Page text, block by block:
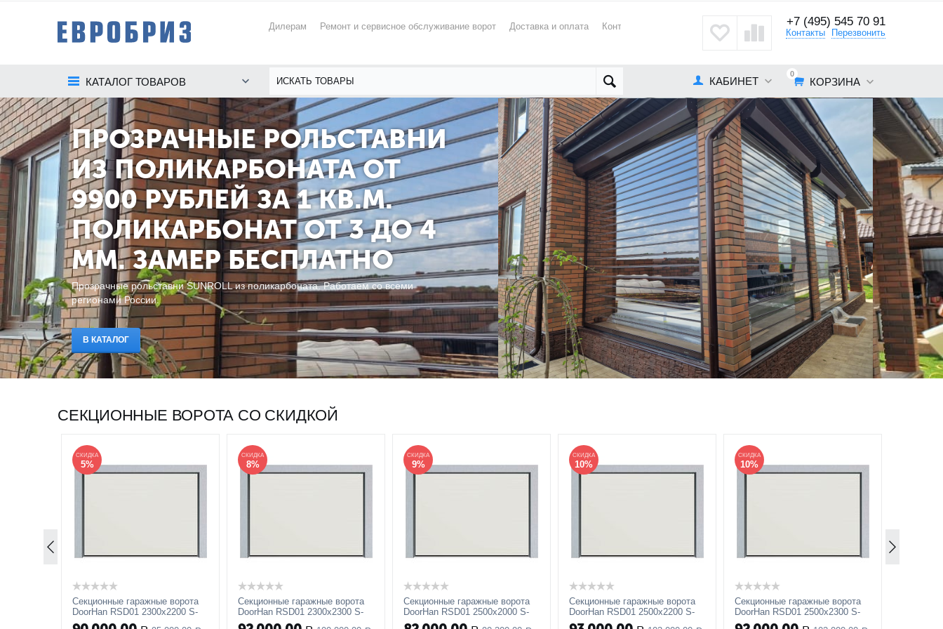
Дилерам Ремонт и сервисное обслуживание ворот Доставка и оплата Контакты +7 (495) 545 70 91
Контакты Перезвонить
КАТАЛОГ ТОВАРОВ
0
КОРЗИНА
КАБИНЕТ
ПРОЗРАЧНЫЕ РОЛЬСТАВНИ
ИЗ ПОЛИКАРБОНАТА ОТ
9900 РУБЛЕЙ ЗА 1 КВ.М.
ПОЛИКАРБОНАТ ОТ 3 ДО 4
ММ. ЗАМЕР БЕСПЛАТНО
Прозрачные рольставни SUNROLL из поликарбоната. Работаем со всеми
регионами России.
В КАТАЛОГ
СЕКЦИОННЫЕ ВОРОТА СО СКИДКОЙ
СКИДКА
5%
Секционные гаражные ворота
DoorHan RSD01 2300x2200 S-
гофр, M-гофр, Микроволна
СКИДКА
8%
Секционные гаражные ворота
DoorHan RSD01 2300x2300 S-
гофр, M-гофр, Микроволна
СКИДКА
9%
Секционные гаражные ворота
DoorHan RSD01 2500x2000 S-
гофр, M-гофр, Микроволна
СКИДКА
10%
Секционные гаражные ворота
DoorHan RSD01 2500x2200 S-
гофр, M-гофр, Микроволна
СКИДКА
10%
Секционные гаражные ворота
DoorHan RSD01 2500x2300 S-
гофр, M-гофр, Микроволна